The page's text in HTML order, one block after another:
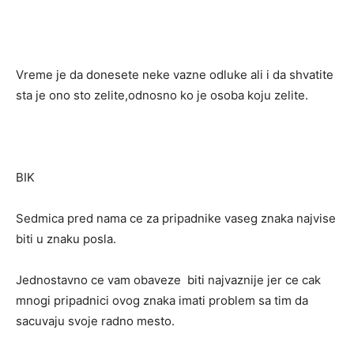
Vreme je da donesete neke vazne odluke ali i da shvatite
sta je ono sto zelite,odnosno ko je osoba koju zelite.
BIK
Sedmica pred nama ce za pripadnike vaseg znaka najvise
biti u znaku posla.
Jednostavno ce vam obaveze biti najvaznije jer ce cak
mnogi pripadnici ovog znaka imati problem sa tim da
sacuvaju svoje radno mesto.